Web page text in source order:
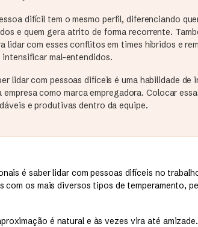
difícil tem o mesmo perfil, diferenciando
e quem gera atrito de forma recorrente.
lidar com esses conflitos em times híbridos e
mal-entendidos.
lidar com pessoas difíceis é uma habilidade de
como marca empregadora. Colocar
e produtivas dentro da equipe.
é saber lidar com pessoas difíceis no
os mais diversos tipos de temperamento,
é natural e às vezes vira até